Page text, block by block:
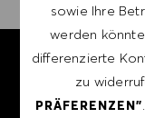
sowie Ihre
werden
differenzierte
zu
PRÄFERENZEN"
TRETE